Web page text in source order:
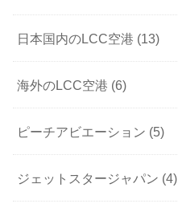
日本国内のLCC空港 (13)
海外のLCC空港 (6)
ピーチアビエーション (5)
ジェットスタージャパン (4)